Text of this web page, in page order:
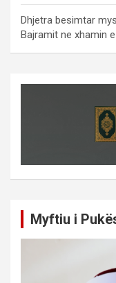
Dhjetra besimtar
Bajramit ne xhamin
Myftiu i